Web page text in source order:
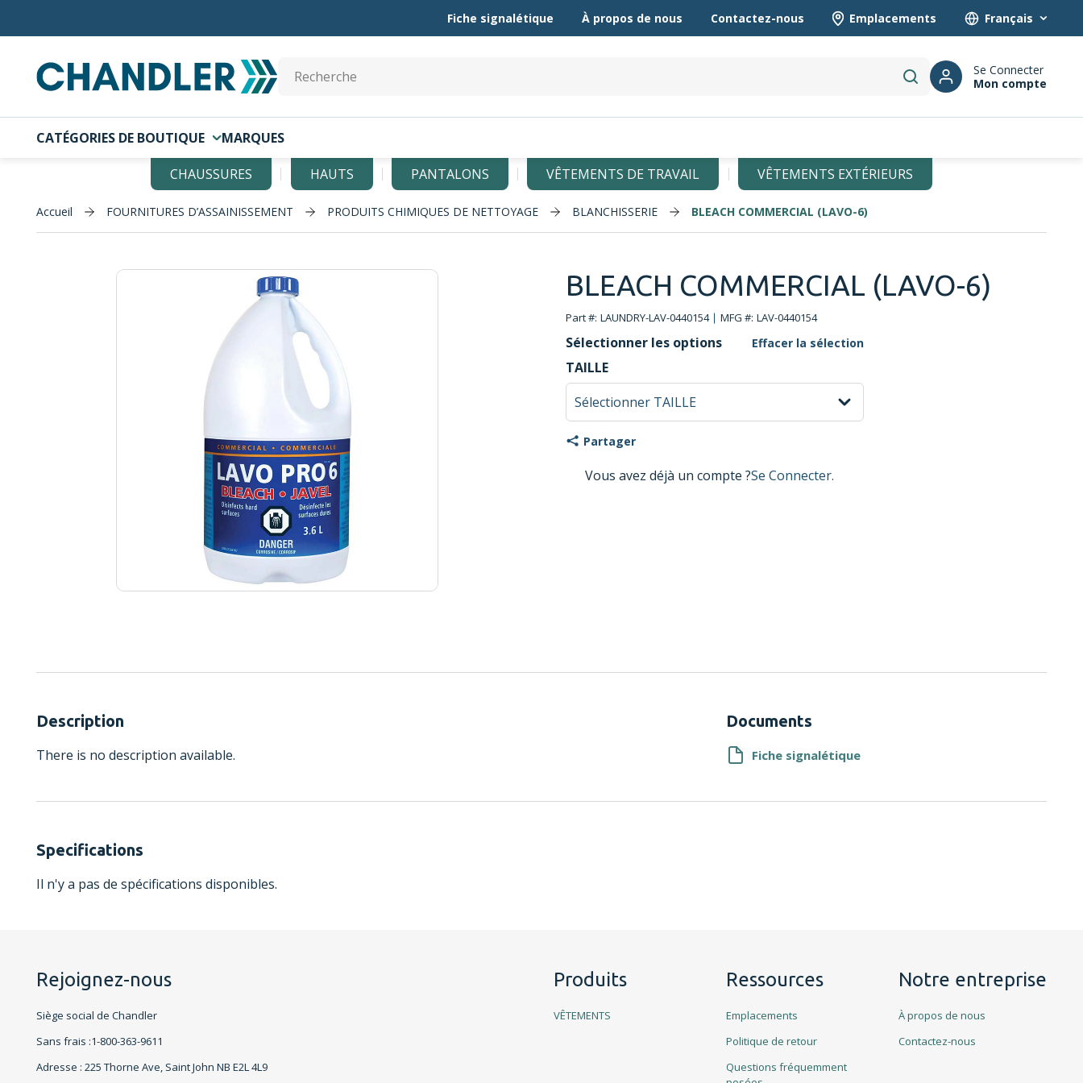
Fiche signalétique À propos de nous Contactez-nous Emplacements Language
submit search
Se Connecter
Mon compte
CATÉGORIES DE BOUTIQUE MARQUES
CHAUSSURES HAUTS PANTALONS VÊTEMENTS DE TRAVAIL VÊTEMENTS EXTÉRIEURS
Accueil FOURNITURES D’ASSAINISSEMENT PRODUITS CHIMIQUES DE NETTOYAGE BLANCHISSERIE BLEACH COMMERCIAL (LAVO-6)
BLEACH COMMERCIAL (LAVO-6)
Part #: LAUNDRY-LAV-0440154 MFG #: LAV-0440154
Sélectionner les options Effacer la sélection
TAILLE
Partager
Vous avez déjà un compte ?Se Connecter.
Description
There is no description available.
Documents
Fiche signalétique
Specifications
Il n'y a pas de spécifications disponibles.
Rejoignez-nous
Siège social de Chandler
Sans frais :1-800-363-9611
Adresse : 225 Thorne Ave, Saint John NB E2L 4L9
Produits
VÊTEMENTS
Ressources
Emplacements
Politique de retour
Questions fréquemment
Notre entreprise
À propos de nous
Contactez-nous